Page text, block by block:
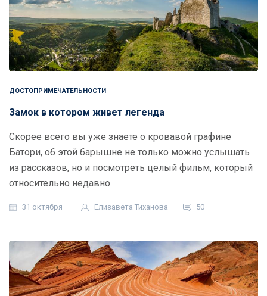
ДОСТОПРИМЕЧАТЕЛЬНОСТИ
Замок в котором живет легенда
Скорее всего вы уже знаете о кровавой графине
Батори, об этой барышне не только можно услышать
из рассказов, но и посмотреть целый фильм, который
относительно недавно
31 октября Елизавета Тиханова 50